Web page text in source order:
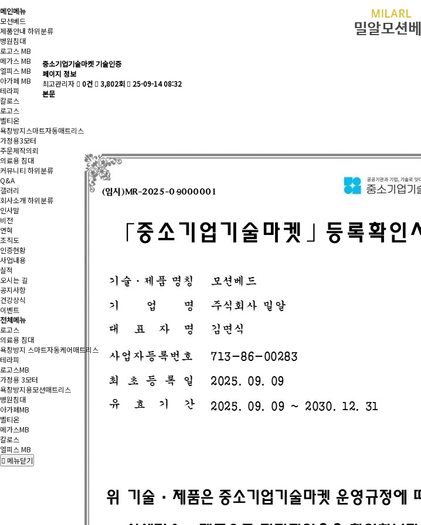
메인메뉴
모션베드
제품안내 하위분류
병원침대
로고스 MB
메가스 MB
엘피스 MB
아가페 MB
테라피
칼로스
로고스
벨티온
욕창방지스마트자동매트리스
가정용3모터
주문제작의뢰
의료용 침대
커뮤니티 하위분류
Q&A
갤러리
회사소개하위분류
인사말
비전
연혁
조직도
인증현황
사업내용
실적
오시는 길
공지사항
건강상식
이벤트
전체메뉴
로고스
의료용 침대
욕창방지 스마트자동케어매트리스
테라피
로고스MB
가정용 3모터
욕창방지용모션매트리스
병원침대
아가페MB
벨티온
메가스MB
칼로스
엘피스 MB
메뉴닫기
중소기업기술마켓 기술인증
페이지 정보
최고관리자
0건 3,802회
25-09-14 08:32
본문